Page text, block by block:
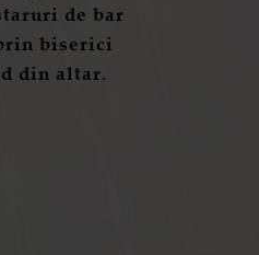
de bar
biserici
din altar.